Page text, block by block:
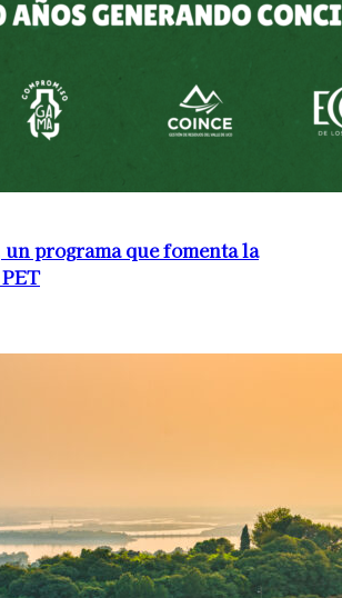
programa que fomenta la